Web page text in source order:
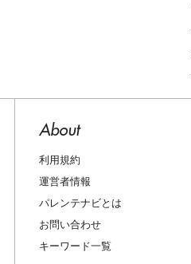
About
利用規約
運営者情報
パレンテナビとは
お問い合わせ
キーワード一覧